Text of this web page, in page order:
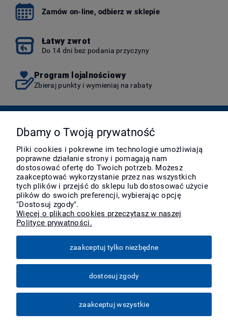
Zamów on-line, odbierz w sklepie
Łatwy zwrot
Do 14 dni bez podania przyczyny
Program lojalnościowy
Zbieraj punkty i wymieniaj na rabaty
Pomoc
Moje konto
Płatności i dostawa
O nas
Więcej
Dbamy o Twoją prywatność
Pliki cookies i pokrewne im technologie umożliwiają
poprawne działanie strony i pomagają nam
dostosować ofertę do Twoich potrzeb. Możesz
zaakceptować wykorzystanie przez nas wszystkich
tych plików i przejść do sklepu lub dostosować użycie
plików do swoich preferencji, wybierając opcję
"Dostosuj zgody".
Więcej o plikach cookies przeczytasz w naszej
Polityce prywatności.
zaakceptuj tylko niezbędne
dostosuj zgody
zaakceptuj wszystkie